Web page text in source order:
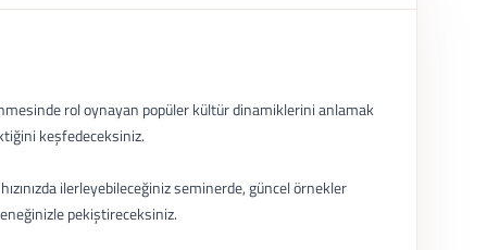
rol oynayan popüler kültür dinamiklerini anlamak
keşfedeceksiniz.
ilerleyebileceğiniz seminerde, güncel örnekler
pekiştireceksiniz.